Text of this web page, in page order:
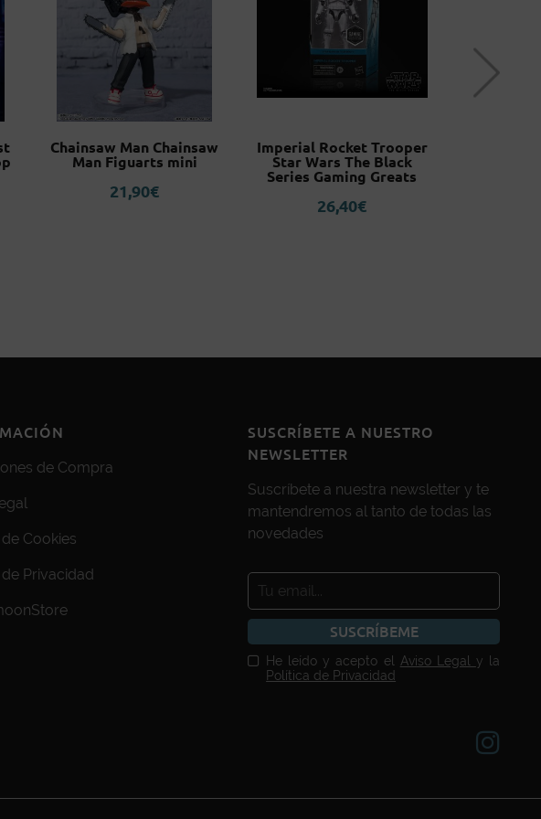
Chainsaw Man Chainsaw
Man Figuarts mini
21,90€
Imperial Rocket Trooper
Star Wars The Black
Series Gaming Greats
26,40€
de Compra
Cookies
Privacidad
SUSCRÍBETE A NUESTRO
NEWSLETTER
Suscríbete a nuestra newsletter y te
mantendremos al tanto de todas las
novedades
SUSCRÍBEME
He leído y acepto el Aviso Legal y la
Política de Privacidad